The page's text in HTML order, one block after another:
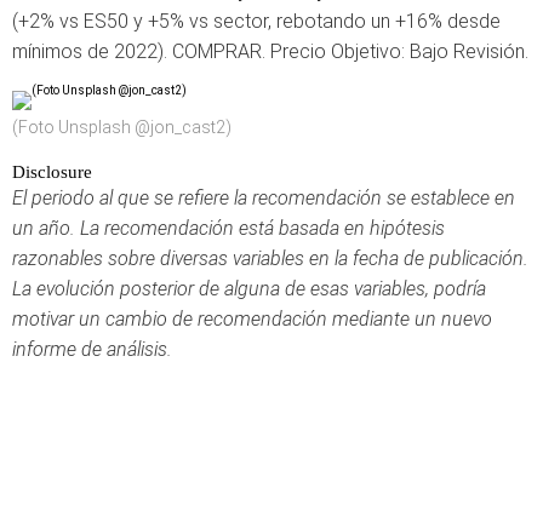
(+2% vs ES50 y +5% vs sector, rebotando un +16% desde
mínimos de 2022). COMPRAR. Precio Objetivo: Bajo Revisión.
(Foto Unsplash @jon_cast2)
Disclosure
El periodo al que se refiere la recomendación se establece en
un año. La recomendación está basada en hipótesis
razonables sobre diversas variables en la fecha de publicación.
La evolución posterior de alguna de esas variables, podría
motivar un cambio de recomendación mediante un nuevo
informe de análisis.